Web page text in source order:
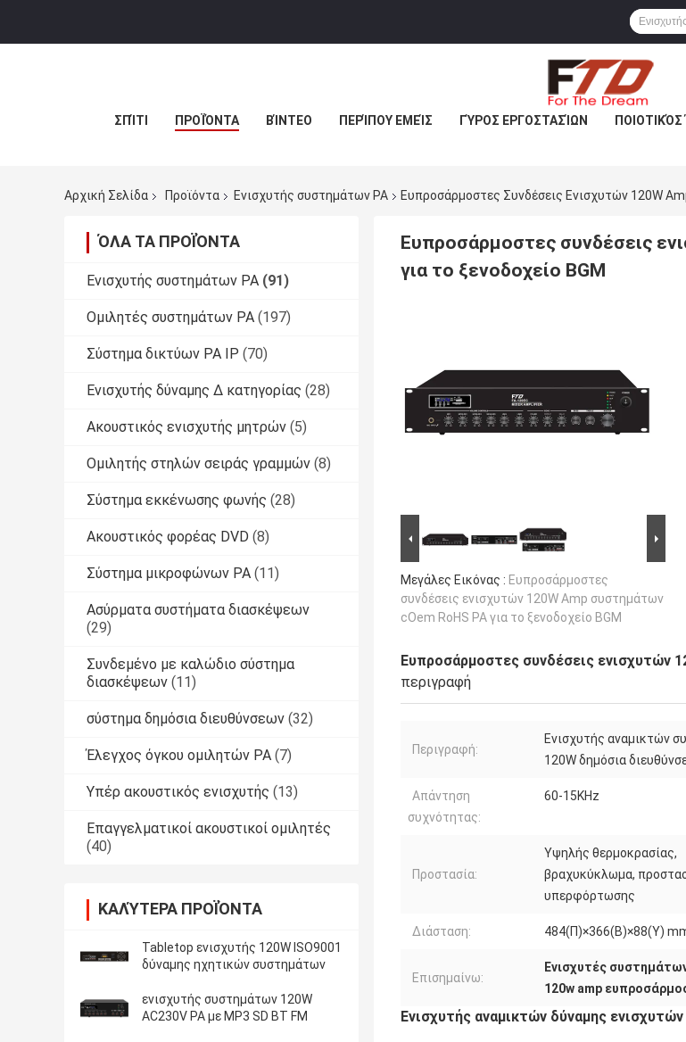
ΣΠΊΤΙ ΠΡΟΪΌΝΤΑ ΒΊΝΤΕΟ ΠΕΡΊΠΟΥ ΕΜΕΊΣ ΓΎΡΟΣ ΕΡΓΟΣΤΑΣΊΩΝ
Αρχική Σελίδα Προϊόντα Ενισχυτής συστημάτων PA Ευπροσάρμοστες Συνδέσεις Ενισχυτών 120W
ΌΛΑ ΤΑ ΠΡΟΪΌΝΤΑ
Ενισχυτής συστημάτων PA (91)
Ομιλητές συστημάτων PA (197)
Σύστημα δικτύων PA IP (70)
Ενισχυτής δύναμης Δ κατηγορίας (28)
Ακουστικός ενισχυτής μητρών (5)
Ομιλητής στηλών σειράς γραμμών (8)
Σύστημα εκκένωσης φωνής (28)
Ακουστικός φορέας DVD (8)
Σύστημα μικροφώνων PA (11)
Ασύρματα συστήματα διασκέψεων
(29)
Συνδεμένο με καλώδιο σύστημα
διασκέψεων (11)
σύστημα δημόσια διευθύνσεων (32)
Έλεγχος όγκου ομιλητών PA (7)
Υπέρ ακουστικός ενισχυτής (13)
Επαγγελματικοί ακουστικοί ομιλητές
(40)
ΚΑΛΎΤΕΡΑ ΠΡΟΪΌΝΤΑ
Tabletop ενισχυτής 120W ISO9001
δύναμης ηχητικών συστημάτων
ενισχυτής συστημάτων 120W
AC230V PA με MP3 SD BT FM
Ευπροσάρμοστες συνδέσεις
για το ξενοδοχείο BGM
Μεγάλες Εικόνας : Ευπροσάρμοστες
συνδέσεις ενισχυτών 120W Amp συστημάτων
cOem RoHS PA για το ξενοδοχείο BGM
Ευπροσάρμοστες συνδέσεις ενισχυτών
περιγραφή
Περιγραφή:
Ενισχυτής αναμικτών
120W δημόσια
Απάντηση
συχνότητας:
60-15KHz
Προστασία:
Υψηλής θερμοκρασίας,
βραχυκύκλωμα,
υπερφόρτωσης
Διάσταση: 484(Π)×366(Β)×88(Υ)
Επισημαίνω:
Ενισχυτές
120w amp
Ενισχυτής αναμικτών δύναμης